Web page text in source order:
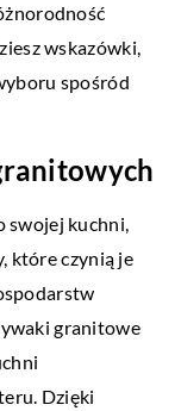
wskazówki,
spośród
swojej kuchni,
które czynią je
granitowe
Dzięki